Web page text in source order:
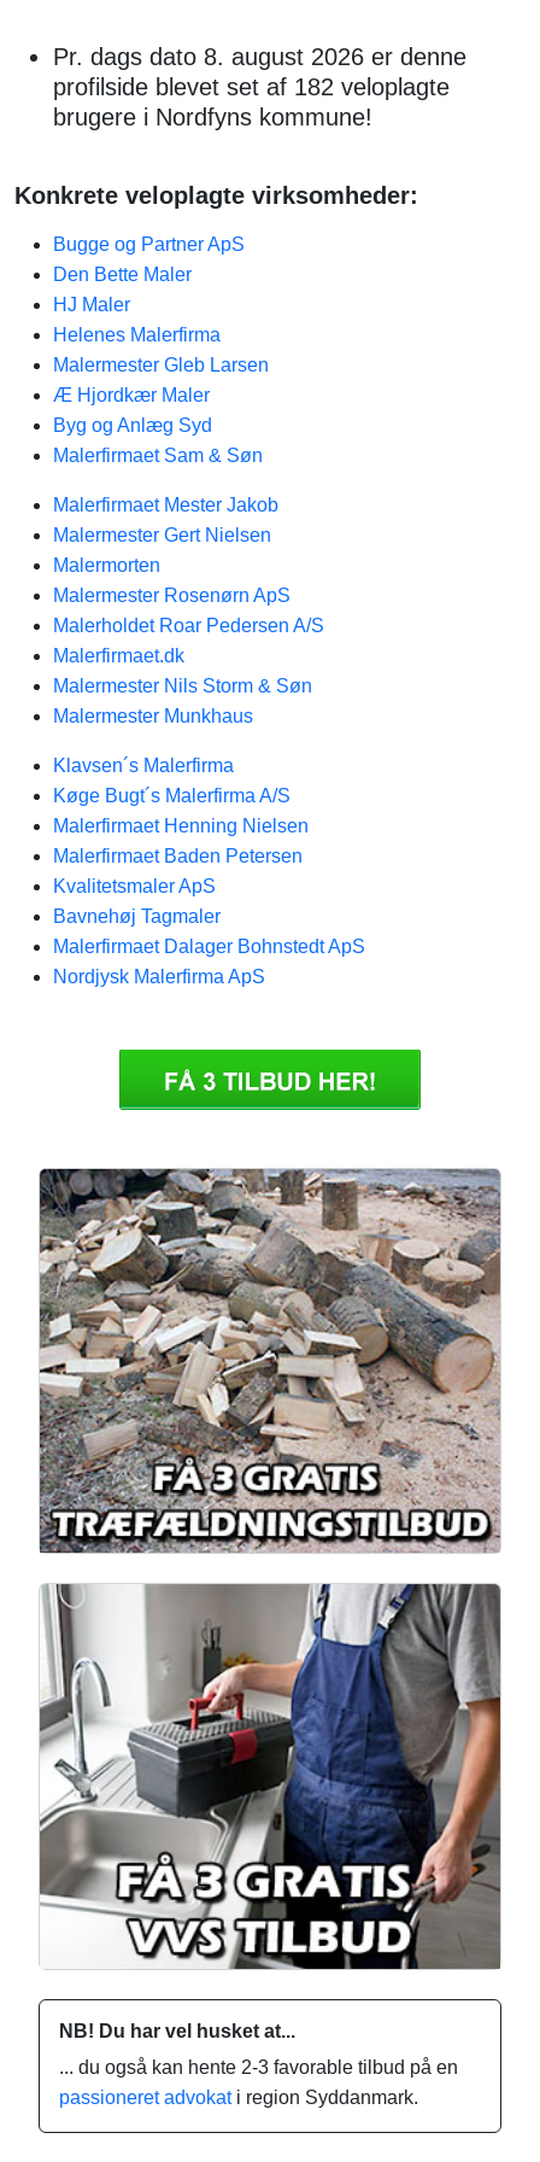
Pr. dags dato 8. august 2026 er denne
profilside blevet set af 182 veloplagte
brugere i Nordfyns kommune!
Konkrete veloplagte virksomheder:
Bugge og Partner ApS
Den Bette Maler
HJ Maler
Helenes Malerfirma
Malermester Gleb Larsen
Æ Hjordkær​ Maler
Byg og Anlæg Syd​
Malerfirmaet Sam & Søn
Malerfirmaet Mester Jakob
Malermester Gert Nielsen
Malermorten
Malermester Rosenørn ApS
Malerholdet Roar Pedersen A/S
Malerfirmaet.dk
Malermester Nils Storm & Søn
Malermester Munkhaus
Klavsen´s Malerfirma
Køge Bugt´s Malerfirma A/S
Malerfirmaet Henning Nielsen
Malerfirmaet Baden Petersen
Kvalitetsmaler ApS
Bavnehøj Tagmaler
Malerfirmaet Dalager Bohnstedt ApS
Nordjysk Malerfirma ApS
NB! Du har vel husket at...
... du også kan hente 2-3 favorable tilbud på en
passioneret advokati region Syddanmark.